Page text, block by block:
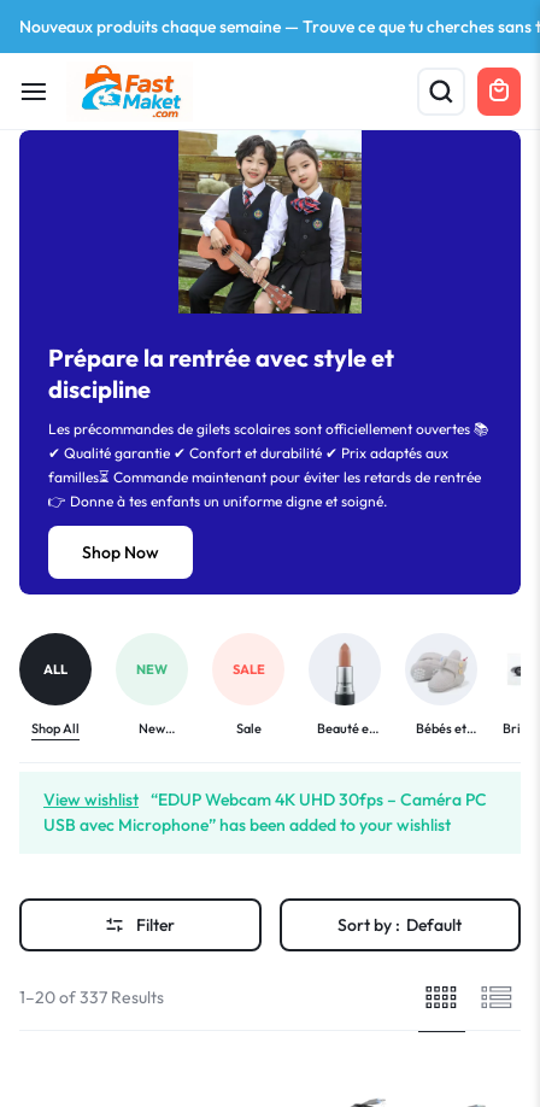
Nouveaux produits chaque semaine — Trouve ce que tu cherches sans
Your bag is empty
Don't miss out on great deals! Start shopping or
Shop What's New
Prépare la rentrée avec style et
discipline
Les précommandes de gilets scolaires sont officiellement ouvertes 📚
✔ Qualité garantie ✔ Confort et durabilité ✔ Prix adaptés aux
familles⏳ Commande maintenant pour éviter les retards de rentrée
👉 Donne à tes enfants un uniforme digne et soigné.
Shop Now
ALL
Shop All
NEW
New
SALE
Sale
Beauté et
Bébés et
View wishlist “EDUP Webcam 4K UHD 30fps – Caméra PC
USB avec Microphone” has been added to your wishlist
Filter Sort by : Default
1–20 of 337 Results